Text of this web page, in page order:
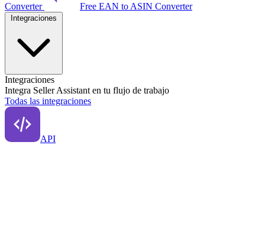
Converter Free EAN to ASIN Converter
Integraciones
Integra Seller Assistant en tu flujo de trabajo
Todas las integraciones
API